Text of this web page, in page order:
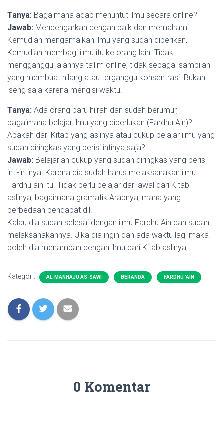
Tanya: Bagaimana adab menuntut ilmu secara online?
Jawab: Mendengarkan dengan baik dan memahami.
Kemudian mengamalkan ilmu yang sudah diberikan,
Kemudian membagi ilmu itu ke orang lain. Tidak
mengganggu jalannya ta’lim online, tidak sebagai sambilan
yang membuat hilang atau terganggu konsentrasi. Bukan
iseng saja karena mengisi waktu.
Tanya: Ada orang baru hijrah dan sudah berumur,
bagaimana belajar ilmu yang diperlukan (Fardhu Ain)?
Apakah dari Kitab yang aslinya atau cukup belajar ilmu yang
sudah diringkas yang berisi intinya saja?
Jawab: Belajarlah cukup yang sudah diringkas yang berisi
inti-intinya. Karena dia sudah harus melaksanakan ilmu
Fardhu ain itu. Tidak perlu belajar dari awal dari Kitab
aslinya, bagaimana gramatik Arabnya, mana yang
perbedaan pendapat dll.
Kalau dia sudah selesai dengan ilmu Fardhu Ain dan sudah
melaksanakannya. Jika dia ingin dan ada waktu lagi maka
boleh dia menambah dengan ilmu dari Kitab aslinya,
Kategori: AL-MANHAJU AS-SAWI BERANDA FARDHU 'AIN
0 Komentar